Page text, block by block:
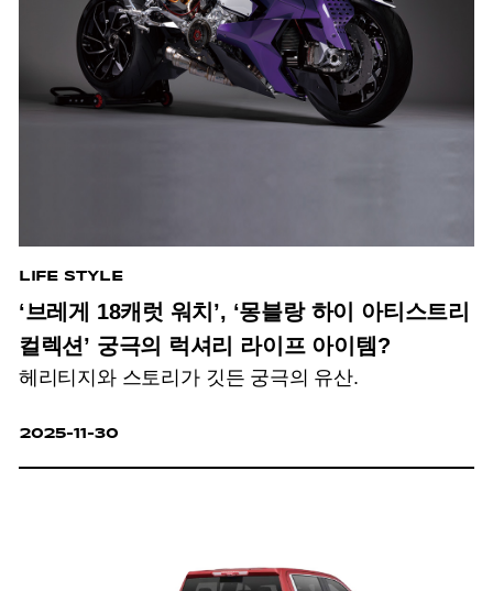
LIFE STYLE
‘브레게 18캐럿 워치’, ‘몽블랑 하이 아티스트리
컬렉션’ 궁극의 럭셔리 라이프 아이템?
헤리티지와 스토리가 깃든 궁극의 유산.
2025-11-30